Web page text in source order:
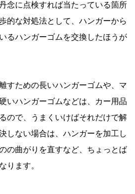
念に点検すれば当たっている箇所
的な対処法として、ハンガーから
るハンガーゴムを交換したほうが
すための長いハンガーゴムや、マ
いハンガーゴムなどは、カー用品
ので、うまくいけばそれだけで解
しない場合は、ハンガーを加工し
の曲がりを直すなど、ちょっとば
ります。